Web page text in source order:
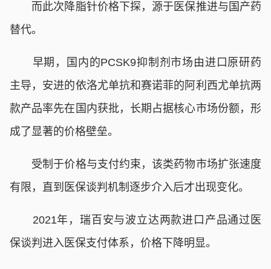
而此次降脂针价格下探，源于医保推进与国产药
替代。
早期，国内的PCSK9抑制剂市场由进口原研药
主导，安进的依洛尤单抗和赛诺菲的阿利西尤单抗两
款产品率先在国内获批，长期占据核心市场份额，形
成了显著的价格壁垒。
受制于价格与支付约束，该类药物市场扩张速度
有限，直到医保谈判机制逐步介入后才出现变化。
2021年，瑞百安与波立达两款进口产品通过医
保谈判进入医保支付体系，价格下降明显。